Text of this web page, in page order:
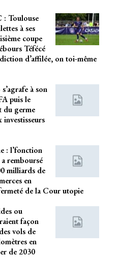
: Toulouse
à ses
coupe
Téfécé
d’affilée, on toi-même
à son
puis le
du germe
investisseurs
: l’fonction
remboursé
milliards de
en
de la Cour utopie
ou
façon
vols de
en
de 2030